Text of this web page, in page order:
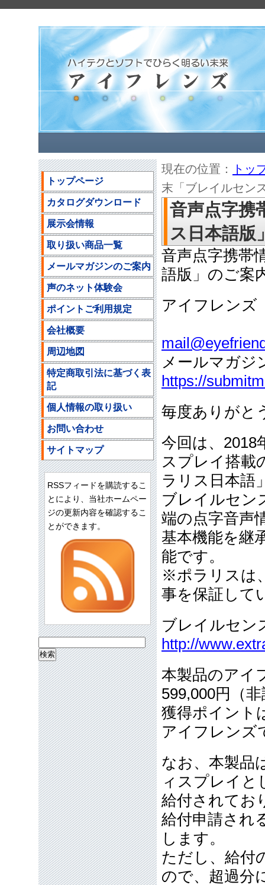
現在の位置：
トッ
末「ブレイルセン
音声点字携
ス日本語版
音声点字携帯
語版」のご案
アイフレン
メールマガジ
https://
毎度ありがと
今回は、2018
スプレイ搭載
ラリス日本語
ブレイルセン
端の点字音声
基本機能を継
能です。
※ポラリスは
事を保証して
ブレイルセン
http://
本製品のアイ
599,000円（
獲得ポイント
アイフレンズ
なお、本製品
ィスプレイと
給付されてお
給付申請され
します。
ただし、給付
ので、超過分
トップページ
カタログダウンロード
展示会情報
取り扱い商品一覧
メールマガジンのご案内
声のネット体験会
ポイントご利用規定
会社概要
周辺地図
特定商取引法に基づく表
記
個人情報の取り扱い
お問い合わせ
サイトマップ
RSSフィードを購読するこ
とにより、当社ホームペー
ジの更新内容を確認するこ
とができます。
索: